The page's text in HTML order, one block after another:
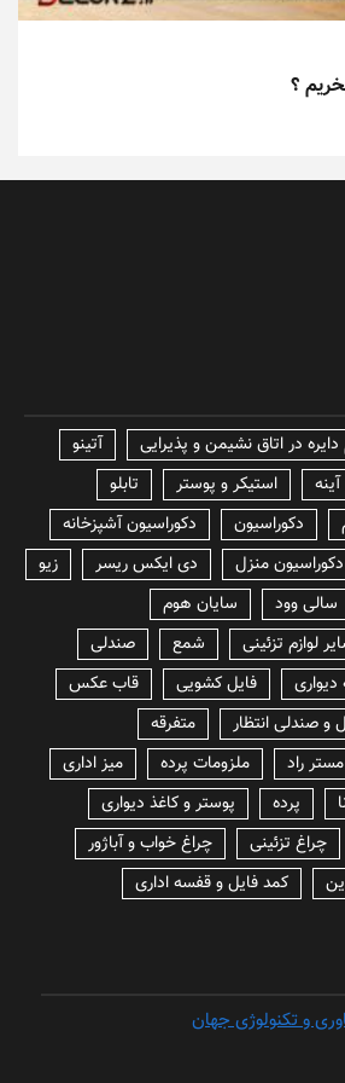
؟
آتینو
آینه استیکر و پوستر
تابلو
دکوراسیون
دکوراسیون آشپزخانه
دکوراسیون منزل دی ایکس ریسر
زیو
سالی وود
سایان هوم
لوازم تزئینی شمع
صندلی
فایل کشویی
قاب عکس
و صندلی انتظار
متفرقه
مستر راد ملزومات پرده
میز اداری
پرده
پوستر و کاغذ دیواری
چراغ تزئینی
چراغ خواب و آباژور
کمد فایل و قفسه اداری
و تکنولوژی جهان